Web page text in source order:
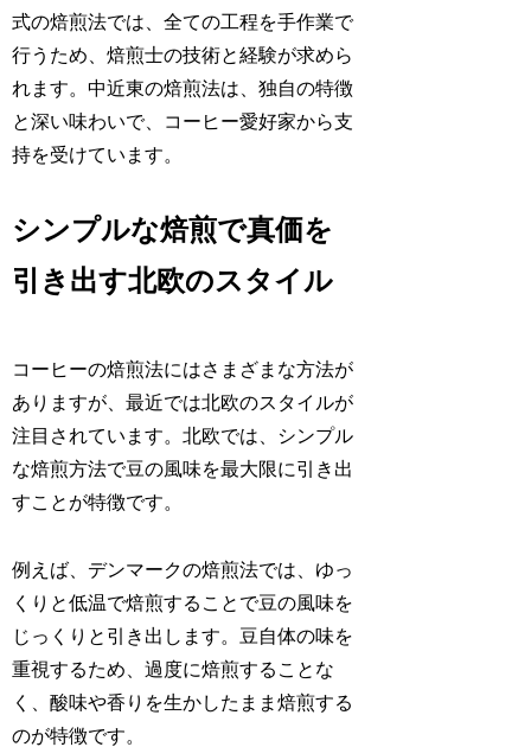
式の焙煎法では、全ての工程を手作業で
行うため、焙煎士の技術と経験が求めら
れます。中近東の焙煎法は、独自の特徴
と深い味わいで、コーヒー愛好家から支
持を受けています。
シンプルな焙煎で真価を
引き出す北欧のスタイル
コーヒーの焙煎法にはさまざまな方法が
ありますが、最近では北欧のスタイルが
注目されています。北欧では、シンプル
な焙煎方法で豆の風味を最大限に引き出
すことが特徴です。
例えば、デンマークの焙煎法では、ゆっ
くりと低温で焙煎することで豆の風味を
じっくりと引き出します。豆自体の味を
重視するため、過度に焙煎することな
く、酸味や香りを生かしたまま焙煎する
のが特徴です。